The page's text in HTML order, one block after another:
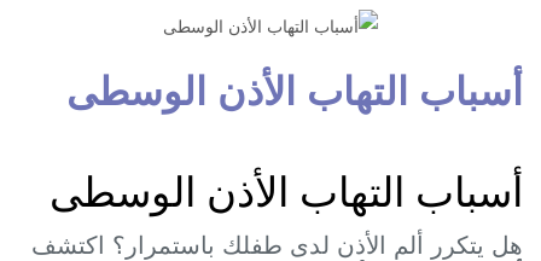
التهاب الأذن الوسطى
التهاب الأذن الوسطى
يتكرر ألم الأذن لدى طفلك باستمرار؟ اكتشف